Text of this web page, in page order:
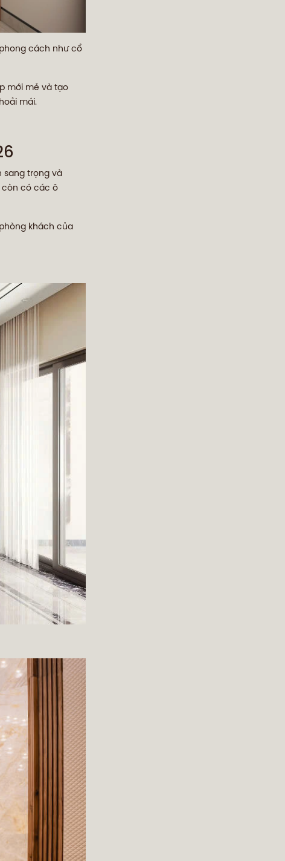
cách như cổ
mới mẻ và tạo
mái.
sang trọng và
còn có các ô
khách của